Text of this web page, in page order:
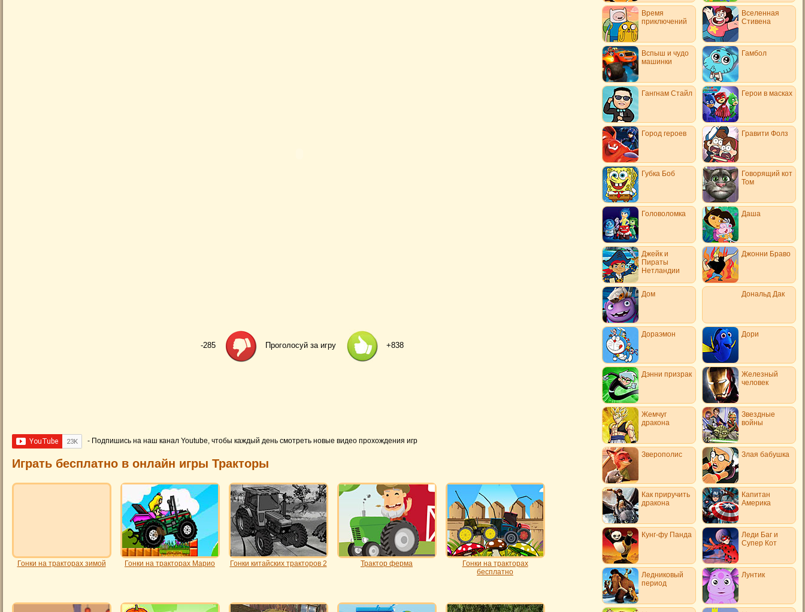
-285 Проголосуй за игру +838
- Подпишись на наш канал Youtube, чтобы каждый день смотреть новые видео прохождения игр
Играть бесплатно в онлайн игры Тракторы
Гонки на тракторах зимой Гонки на тракторах Марио Гонки китайских тракторов 2 Трактор ферма
Гонки на тракторах
бесплатно
Время
приключений
Вселенная
Стивена
Вспыш и чудо
машинки
Гамбол
Гангнам Стайл Герои в масках
Город героев Гравити Фолз
Губка Боб
Говорящий кот
Том
Головоломка Даша
Джейк и
Пираты
Нетландии
Джонни Браво
Дом Дональд Дак
Дораэмон Дори
Дэнни призрак
Железный
человек
Жемчуг
дракона
Звездные
войны
Зверополис Злая бабушка
Как приручить
дракона
Капитан
Америка
Кунг-фу Панда
Леди Баг и
Супер Кот
Ледниковый
период
Лунтик